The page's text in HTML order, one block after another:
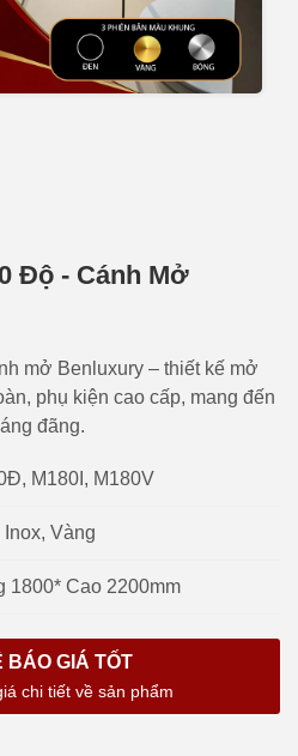
Độ - Cánh Mở
mở Benluxury – thiết kế mở
phụ kiện cao cấp, mang đến
đãng.
M180I, M180V
Vàng
1800* Cao 2200mm
BÁO GIÁ TỐT
chi tiết về sản phẩm